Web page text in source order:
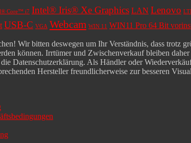
Core™ i7 Intel® Iris® Xe Graphics LAN Lenovo
USB-C VGA Webcam WIN 11 WIN11 Pro 64 Bit
Wir bitten deswegen um Ihr Verständnis, dass trotz
können. Irrtümer und Zwischenverkauf bleiben
Datenschutzerklärung. Als Händler oder
Hersteller freundlicherweise zur besseren